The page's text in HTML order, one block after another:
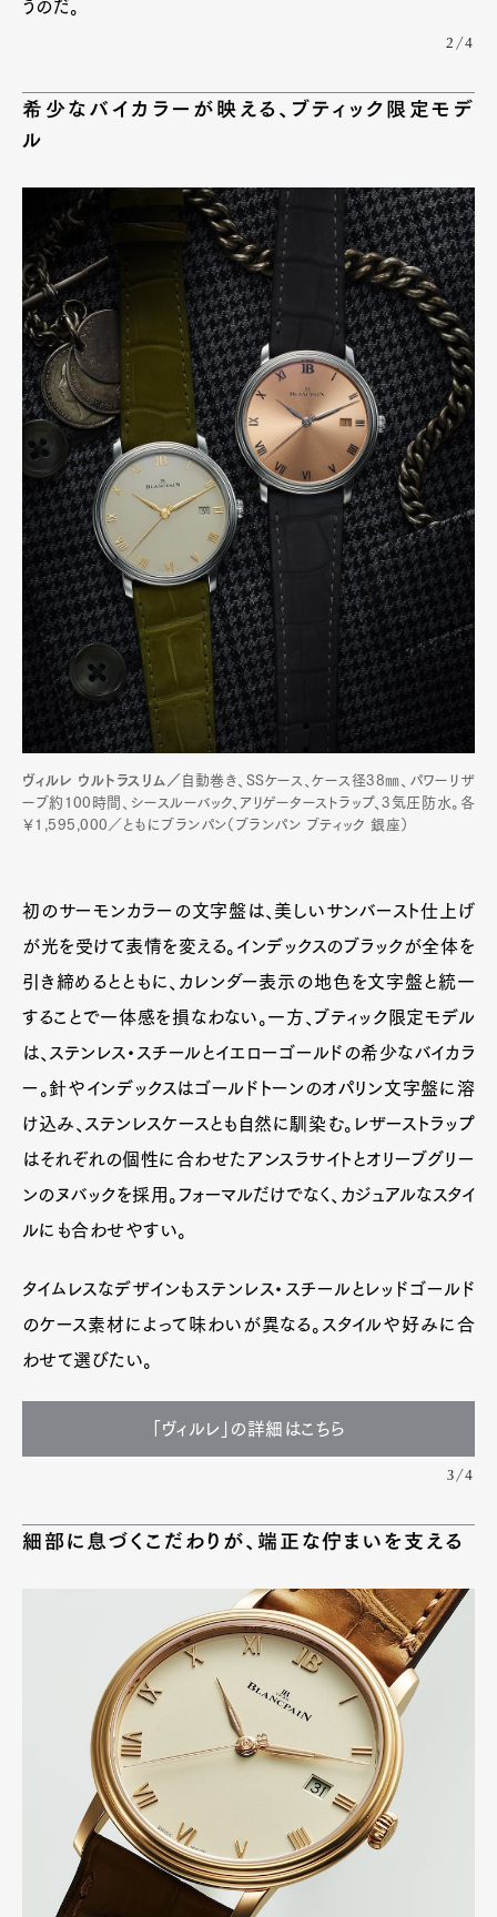
うのだ。
2/4
希少なバイカラーが映える、ブティック限定モデ
ル
ヴィルレ ウルトラスリム／ 自動巻き、SSケース、ケース径38㎜、パワーリザ
ーブ約100時間、シースルーバック、アリゲーターストラップ、3気圧防水。各
￥1,595,000／ともにブランパン（ブランパン ブティック 銀座）
初のサーモンカラーの文字盤は、美しいサンバースト仕上げ
が光を受けて表情を変える。インデックスのブラックが全体を
引き締めるとともに、カレンダー表示の地色を文字盤と統一
することで一体感を損なわない。一方、ブティック限定モデル
は、ステンレス・スチールとイエローゴールドの希少なバイカラ
ー。針やインデックスはゴールドトーンのオパリン文字盤に溶
け込み、ステンレスケースとも自然に馴染む。レザーストラップ
はそれぞれの個性に合わせたアンスラサイトとオリーブグリー
ンのヌバックを採用。フォーマルだけでなく、カジュアルなスタイ
ルにも合わせやすい。
タイムレスなデザインもステンレス・スチールとレッドゴールド
のケース素材によって味わいが異なる。スタイルや好みに合
わせて選びたい。
「ヴィルレ」の詳細はこちら
3/4
細部に息づくこだわりが、端正な佇まいを支える